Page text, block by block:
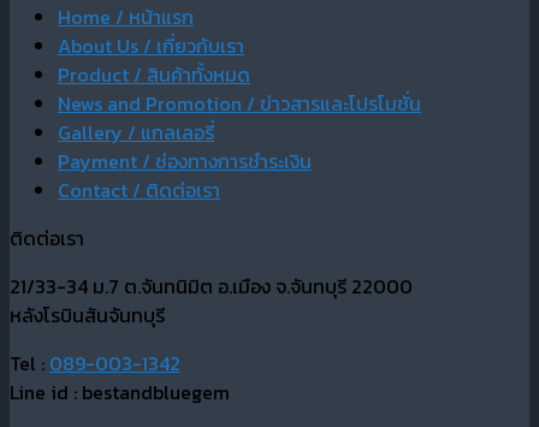
Home / หน้าแรก
About Us / เกี่ยวกับเรา
Product / สินค้าทั้งหมด
News and Promotion / ข่าวสารและโปรโมชั่น
Gallery / แกลเลอรี่
Payment / ช่องทางการชำระเงิน
Contact / ติดต่อเรา
ติดต่อเรา
21/33-34 ม.7 ต.จันทนิมิต อ.เมือง จ.จันทบุรี 22000
หลังโรบินสันจันทบุรี
Tel : 089-003-1342
Line id : bestandbluegem